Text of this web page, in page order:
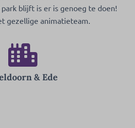
blijft is er is genoeg te doen!
gezellige animatieteam.
& Ede